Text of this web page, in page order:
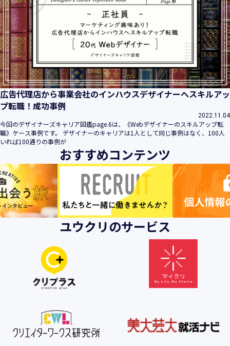
広告代理店から事業会社のインハウスデザイナーへスキルアッ
プ転職！成功事例
2022.11.04
今回のデザイナーズキャリア図鑑page.6は、《Webデザイナーのスキルアップ転
職》ケース事例です。 デザイナーのキャリアは1人として同じ事例はなく、100人
いれば100通りの事例が
おすすめコンテンツ
ユウクリのサービス